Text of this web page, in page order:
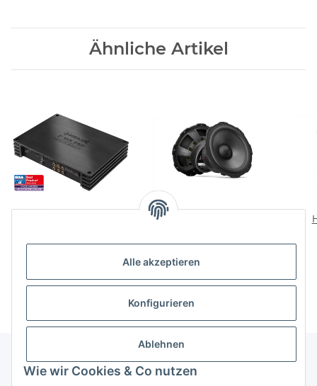
Alle akzeptieren
Konfigurieren
Ablehnen
Wie wir Cookies & Co nutzen
Ähnliche Artikel
1.499,00 €*
Helix i7 W165-S3 High
399,00 €*